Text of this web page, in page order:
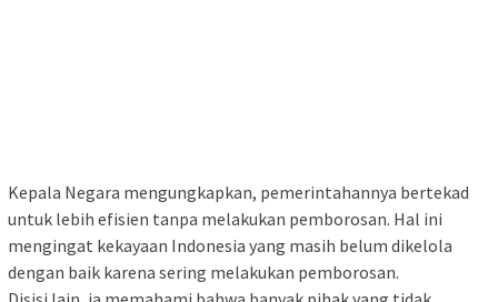
Kepala Negara mengungkapkan, pemerintahannya bertekad
untuk lebih efisien tanpa melakukan pemborosan. Hal ini
mengingat kekayaan Indonesia yang masih belum dikelola
dengan baik karena sering melakukan pemborosan.